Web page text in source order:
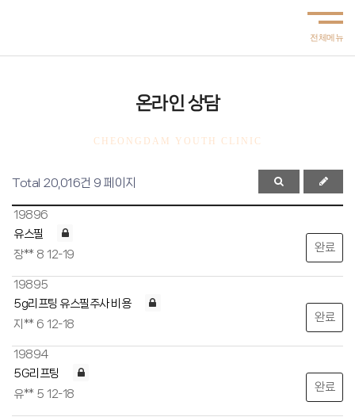
온라인 상담
CHEONGDAM YOUTH CLINIC
Total 20,016건 9 페이지
19896
유스필
장** 8 12-19
완료
19895
5g리프팅 유스필주사 비용
지** 6 12-18
완료
19894
5G리프팅
유** 5 12-18
완료